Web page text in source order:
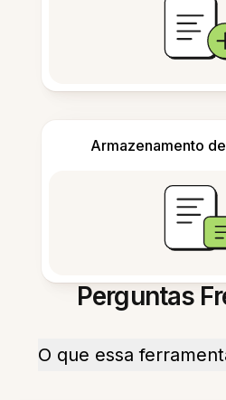
Armazenamento
Perguntas
O que essa